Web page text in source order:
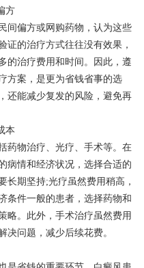
方
偏方或网购药物，认为这些
证的治疗方式往往没有效果，
的治疗费用和时间。因此，遵
方案，是更为省钱省事的选
还能减少复发的风险，避免再
本
物治疗、光疗、手术等。在
病情和经济状况，选择合适的
长期坚持;光疗虽然费用稍高，
条件一般的患者，选择药物和
略。此外，手术治疗虽然费用
决问题，减少后续花费。